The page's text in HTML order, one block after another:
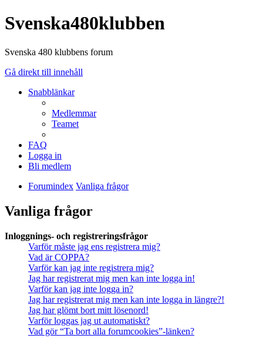
Svenska480klubben
Svenska 480 klubbens forum
Gå direkt till innehåll
Snabblänkar
Medlemmar
Teamet
FAQ
Logga in
Bli medlem
Forumindex Vanliga frågor
Vanliga frågor
Inloggnings- och registreringsfrågor
Varför måste jag ens registrera mig?
Vad är COPPA?
Varför kan jag inte registrera mig?
Jag har registrerat mig men kan inte logga in!
Varför kan jag inte logga in?
Jag har registrerat mig men kan inte logga in längre?!
Jag har glömt bort mitt lösenord!
Varför loggas jag ut automatiskt?
Vad gör “Ta bort alla forumcookies”-länken?